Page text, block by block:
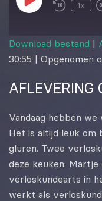
1x
DELEN
LINK
Download bestand |
30:55 | Opgenomen
AFLEVERING
Vandaag hebben
Het is altijd leuk om
gluren. Twee
deze keuken:
verloskundearts in
werkt als